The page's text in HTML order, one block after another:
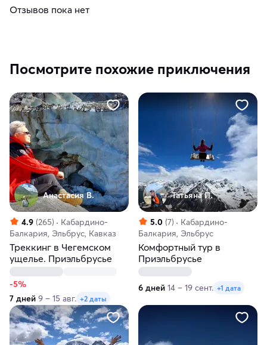
Отзывов пока нет
Посмотрите похожие приключения
Анастасия В.
4.9 (265)
Кабардино-
Балкария, Эльбрус, Кавказ
Треккинг в Чегемском
ущелье. Приэльбрусье
-5%
7 дней 9 – 15 авг. +2 даты
Татьяна П.
5.0 (7)
Кабардино-
Балкария, Эльбрус
Комфортный тур в
Приэльбрусье
6 дней 14 – 19 сент. +1 дата